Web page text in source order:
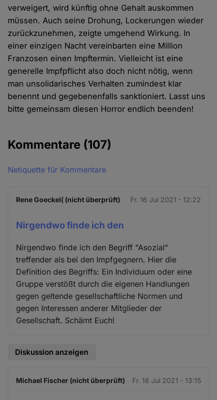
verweigert, wird künftig ohne Gehalt auskommen
müssen. Auch seine Drohung, Lockerungen wieder
zurückzunehmen, zeigte umgehend Wirkung. In
einer einzigen Nacht vereinbarten eine Million
Franzosen einen Impftermin. Vielleicht ist eine
generelle Impfpflicht also doch nicht nötig, wenn
man unsolidarisches Verhalten zumindest klar
benennt und gegebenenfalls sanktioniert. Lasst uns
bitte gemeinsam diesen Horror endlich beenden!
Kommentare (107)
Netiquette für Kommentare
Rene Goeckel( (nicht überprüft) Fr. 16 Jul 2021 - 12:22
Nirgendwo finde ich den
Nirgendwo finde ich den Begriff "Asozial"
treffender als bei den Impfgegnern. Hier die
Definition des Begriffs: Ein Individuum oder eine
Gruppe verstößt durch die eigenen Handlungen
gegen geltende gesellschaftliche Normen und
gegen Interessen anderer Mitglieder der
Gesellschaft. Schämt Euch!
Diskussion anzeigen
Michael Fischer (nicht überprüft) Fr. 16 Jul 2021 - 13:15